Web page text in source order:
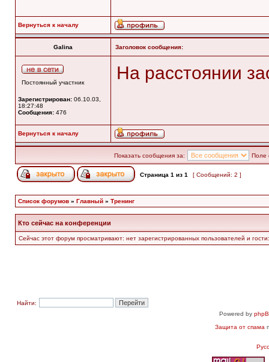
Вернуться к началу
Galina Заголовок сообщения:
Постоянный участник
Зарегистрирован: 06.10.03,
18:27:48
Сообщения: 476
На расстоянии
Вернуться к началу
Показать сообщения за: Поле
Страница 1 из 1 [ Сообщений: 2 ]
Список форумов » Главный » Тренинг
Кто сейчас на конференции
Сейчас этот форум просматривают: нет зарегистрированных пользователей и
Найти:
Powered by
Защита от спама